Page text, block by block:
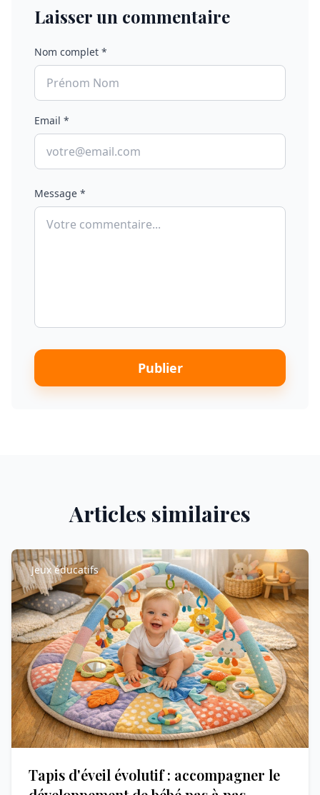
Laisser un commentaire
Nom complet *
Email *
Message *
Publier
Articles similaires
Jeux éducatifs
Tapis d'éveil évolutif : accompagner le